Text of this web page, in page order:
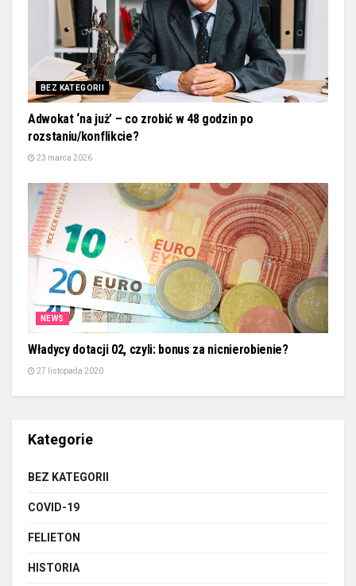
BEZ KATEGORII
Adwokat ‘na już’ – co zrobić w 48 godzin po
rozstaniu/konflikcie?
23 marca 2026
NEWS
Władycy dotacji 02, czyli: bonus za nicnierobienie?
27 listopada 2020
Kategorie
BEZ KATEGORII
COVID-19
FELIETON
HISTORIA